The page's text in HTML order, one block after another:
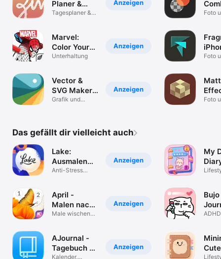
Anzeigen
Planer &
Tagebuch
Tagesplaner &
Anzeigen
Marvel:
Color Your
Own
Unterhaltung
Anzeigen
Vector &
SVG Maker -
Assembly
Grafik und
Edit
Foto
App
Foto
Foto
Das gefällt dir vielleicht auch
Anzeigen
Lake:
Ausmalen
für
Anti-Stress
Anzeigen
April -
Malen nach
Zahlen
Male wischend,
Anzeigen
AJournal -
Tagebuch &
Kalender,
My